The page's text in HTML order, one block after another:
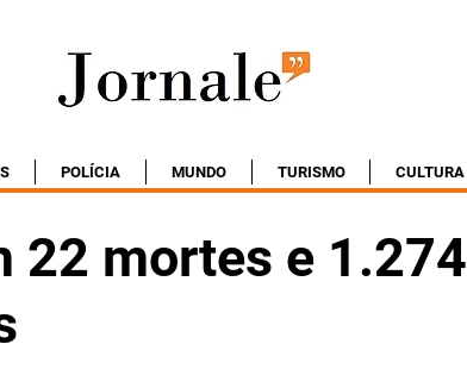
POLÍCIA MUNDO TURISMO CULTURA
22 mortes e 1.274